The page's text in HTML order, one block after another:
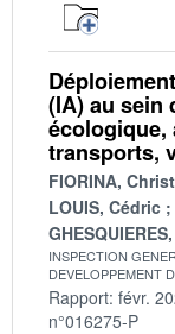
(IA) au sein
écologique,
transports,
FIORINA,
LOUIS, Cédric
INSPECTION
DEVELOPPEMENT
Rapport: févr.
n°016275-P